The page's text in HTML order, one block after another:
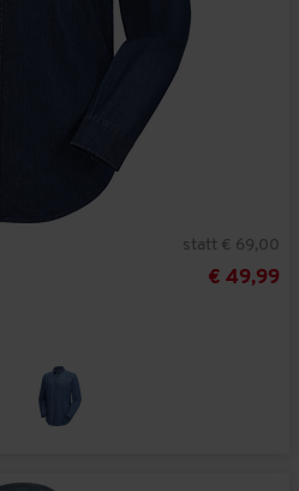
statt € 69,00
€ 49,99